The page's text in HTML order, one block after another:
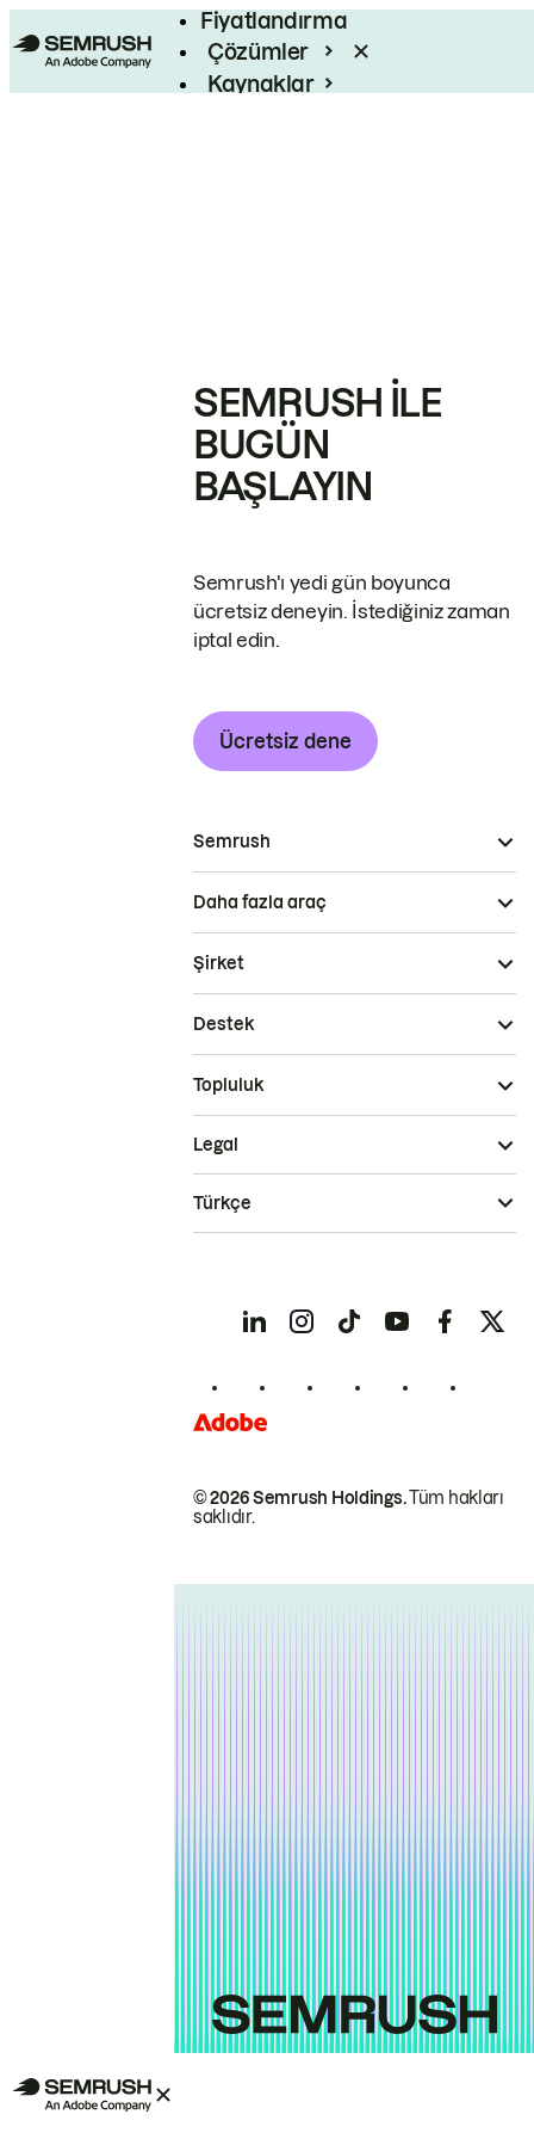
Fiyatlandırma
Çözümler
Kaynaklar
SEMRUSH ILE
BUGÜN
BAŞLAYIN
Semrush'ı yedi gün boyunca
ücretsiz deneyin. İstediğiniz zaman
iptal edin.
Ücretsiz dene
Semrush
Daha fazla araç
Şirket
Destek
Topluluk
© 2026 Semrush Holdings.Tüm hakları
saklıdır.
Legal
Türkçe